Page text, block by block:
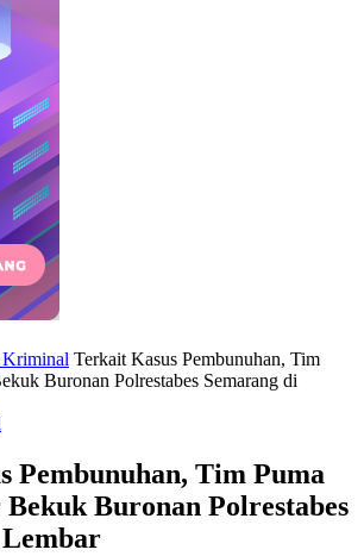
Terkait Kasus Pembunuhan, Tim
Buronan Polrestabes Semarang di
Pembunuhan, Tim Puma
Buronan Polrestabes